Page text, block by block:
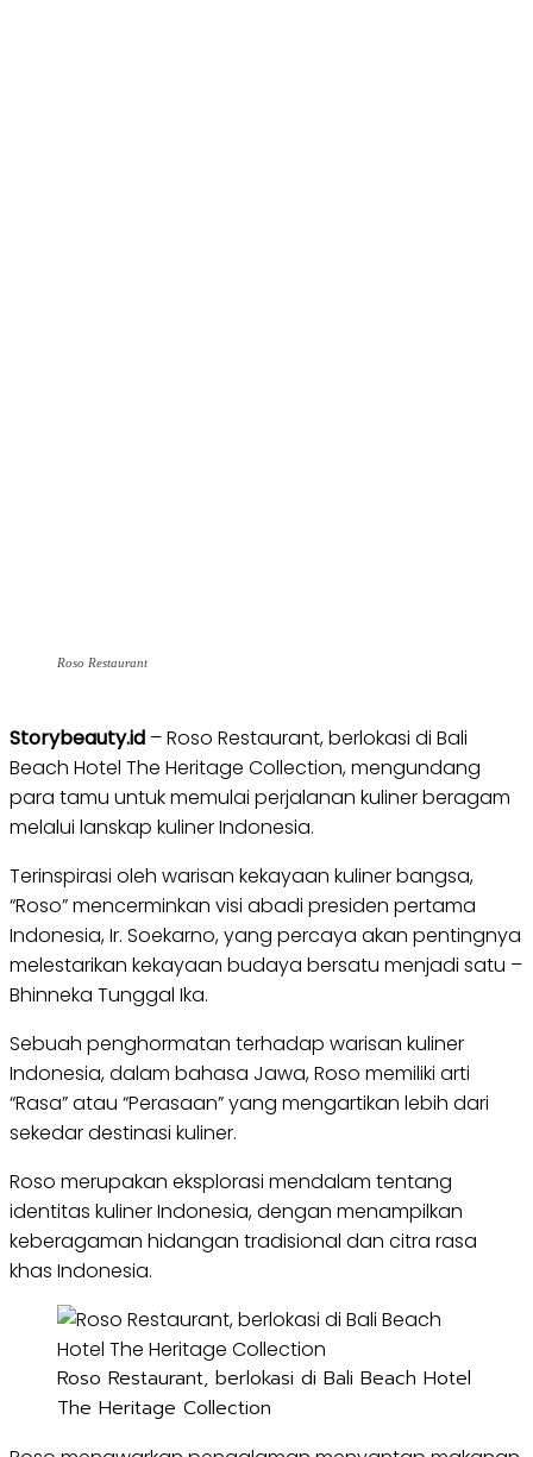
Roso Restaurant
Storybeauty.id – Roso Restaurant, berlokasi di Bali
Beach Hotel The Heritage Collection, mengundang
para tamu untuk memulai perjalanan kuliner beragam
melalui lanskap kuliner Indonesia.
Terinspirasi oleh warisan kekayaan kuliner bangsa,
“Roso” mencerminkan visi abadi presiden pertama
Indonesia, Ir. Soekarno, yang percaya akan pentingnya
melestarikan kekayaan budaya bersatu menjadi satu –
Bhinneka Tunggal Ika.
Sebuah penghormatan terhadap warisan kuliner
Indonesia, dalam bahasa Jawa, Roso memiliki arti
“Rasa” atau “Perasaan” yang mengartikan lebih dari
sekedar destinasi kuliner.
Roso merupakan eksplorasi mendalam tentang
identitas kuliner Indonesia, dengan menampilkan
keberagaman hidangan tradisional dan citra rasa
khas Indonesia.
Roso Restaurant, berlokasi di Bali Beach Hotel
The Heritage Collection